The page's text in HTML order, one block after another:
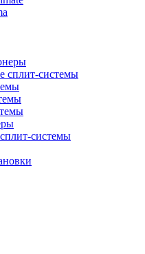
​сплит-системы
системы